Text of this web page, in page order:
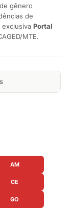
gênero
de
Portal
MTE.
AM
CE
GO